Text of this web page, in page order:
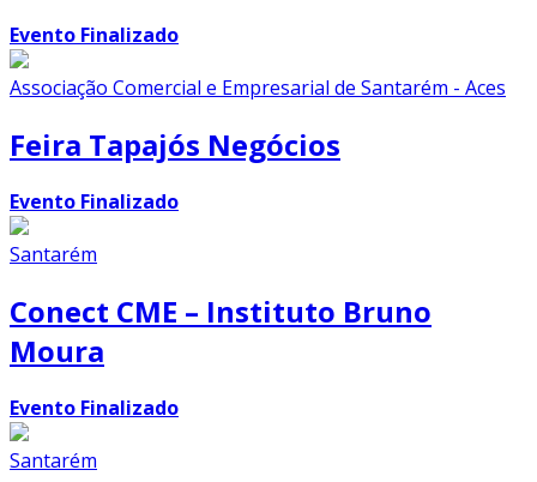
Evento Finalizado
Associação Comercial e Empresarial de Santarém - Aces
Feira Tapajós Negócios
Evento Finalizado
Santarém
Conect CME – Instituto Bruno
Moura
Evento Finalizado
Santarém